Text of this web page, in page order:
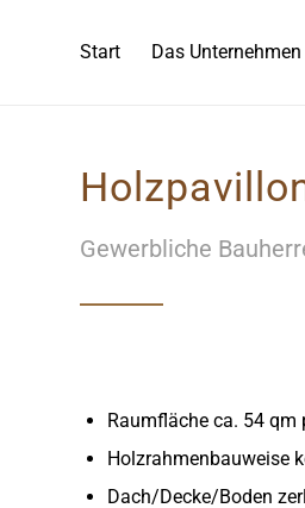
Start Das Unternehmen
Gewerbliche
Raumfläche ca. 54 qm
Holzrahmenbauweise
Dach/Decke/Boden